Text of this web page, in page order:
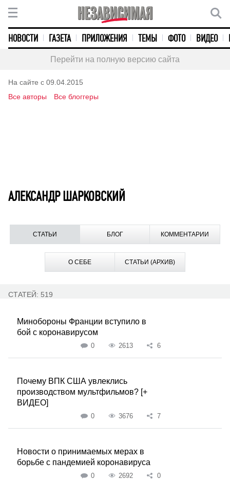
НОВОСТИ ГАЗЕТА ПРИЛОЖЕНИЯ ТЕМЫ ФОТО ВИДЕО
Перейти на полную версию сайта
На сайте с 09.04.2015
Все авторы
Все блоггеры
АЛЕКСАНДР ШАРКОВСКИЙ
СТАТЬИ БЛОГ КОММЕНТАРИИ
О СЕБЕ СТАТЬИ (АРХИВ)
СТАТЕЙ: 519
Минобороны Франции вступило в
бой с коронавирусом
0 2613 6
Почему ВПК США увлеклись
производством мультфильмов? [+
ВИДЕО]
0 3676 7
Новости о принимаемых мерах в
борьбе с пандемией коронавируса
0 2692 0